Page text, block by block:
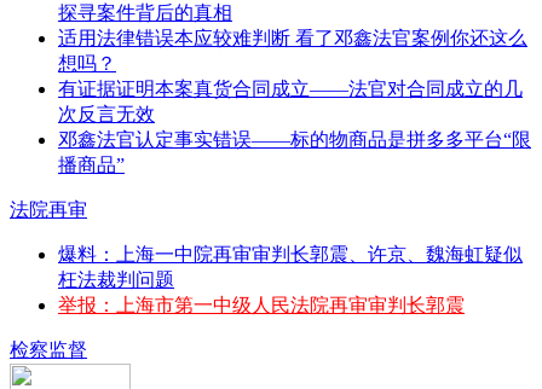
探寻案件背后的真相
适用法律错误本应较难判断 看了邓鑫法官案例你还这么
想吗？
有证据证明本案真货合同成立——法官对合同成立的几
次反言无效
邓鑫法官认定事实错误——标的物商品是拼多多平台“限
播商品”
法院再审
爆料：上海一中院再审审判长郭震、许京、魏海虹疑似
枉法裁判问题
举报：上海市第一中级人民法院再审审判长郭震
检察监督